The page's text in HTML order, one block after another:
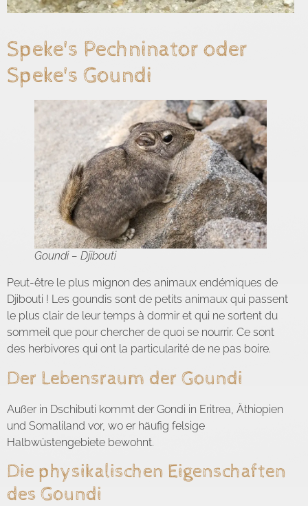
Speke's Pechninator oder
Speke's Goundi
Goundi – Djibouti
Peut-être le plus mignon des animaux endémiques de
Djibouti ! Les goundis sont de petits animaux qui passent
le plus clair de leur temps à dormir et qui ne sortent du
sommeil que pour chercher de quoi se nourrir. Ce sont
des herbivores qui ont la particularité de ne pas boire.
Der Lebensraum der Goundi
Außer in Dschibuti kommt der Gondi in Eritrea, Äthiopien
und Somaliland vor, wo er häufig felsige
Halbwüstengebiete bewohnt.
Die physikalischen Eigenschaften
des Goundi